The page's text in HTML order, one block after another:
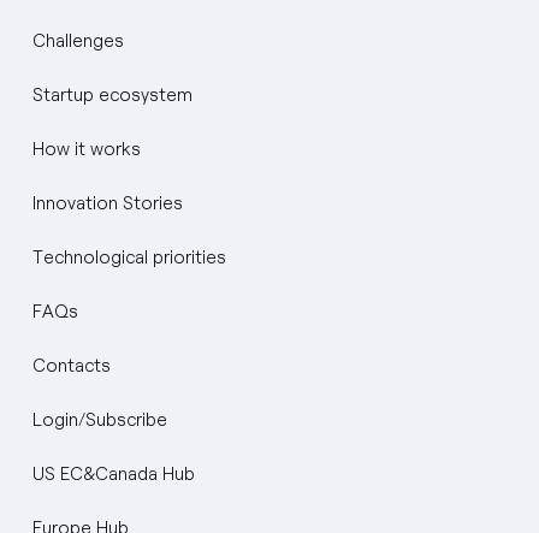
Challenges
Startup ecosystem
How it works
Innovation Stories
Technological priorities
FAQs
Contacts
Login/Subscribe
US EC&Canada Hub